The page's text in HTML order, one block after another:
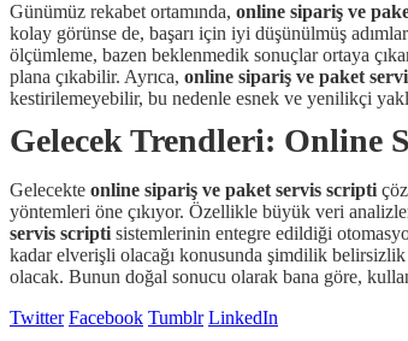
Günümüz rekabet ortamında, online sipariş ve
kolay görünse de, başarı için iyi düşünülmüş
ölçümleme, bazen beklenmedik sonuçlar ortaya
plana çıkabilir. Ayrıca, online sipariş ve paket
kestirilemeyebilir, bu nedenle esnek ve yenilikçi
Gelecek Trendleri: Online
Gelecekte online sipariş ve paket servis scripti
yöntemleri öne çıkıyor. Özellikle büyük veri
servis scripti sistemlerinin entegre edildiği
kadar elverişli olacağı konusunda şimdilik
olacak. Bunun doğal sonucu olarak bana göre,
Twitter Facebook Tumblr LinkedIn